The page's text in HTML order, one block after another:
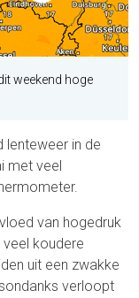
weekend hoge
lenteweer in de
met veel
van hogedruk
koudere
uit een zwakke
verloopt